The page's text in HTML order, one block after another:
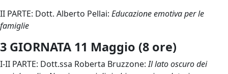
II PARTE: Dott. Alberto Pellai: Educazione emotiva per le
famiglie
3 GIORNATA 11 Maggio (8 ore)
I-II PARTE: Dott.ssa Roberta Bruzzone:Il lato oscuro dei